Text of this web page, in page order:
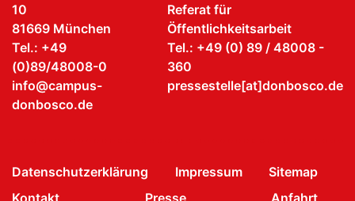
10
81669 München
Tel.: +49
(0)89/48008-0
info@campus-
donbosco.de
Referat für
Öffentlichkeitsarbeit
Tel.: +49 (0) 89 / 48008 -
360
pressestelle[at]donbosco.de
Datenschutzerklärung Impressum
Sitemap